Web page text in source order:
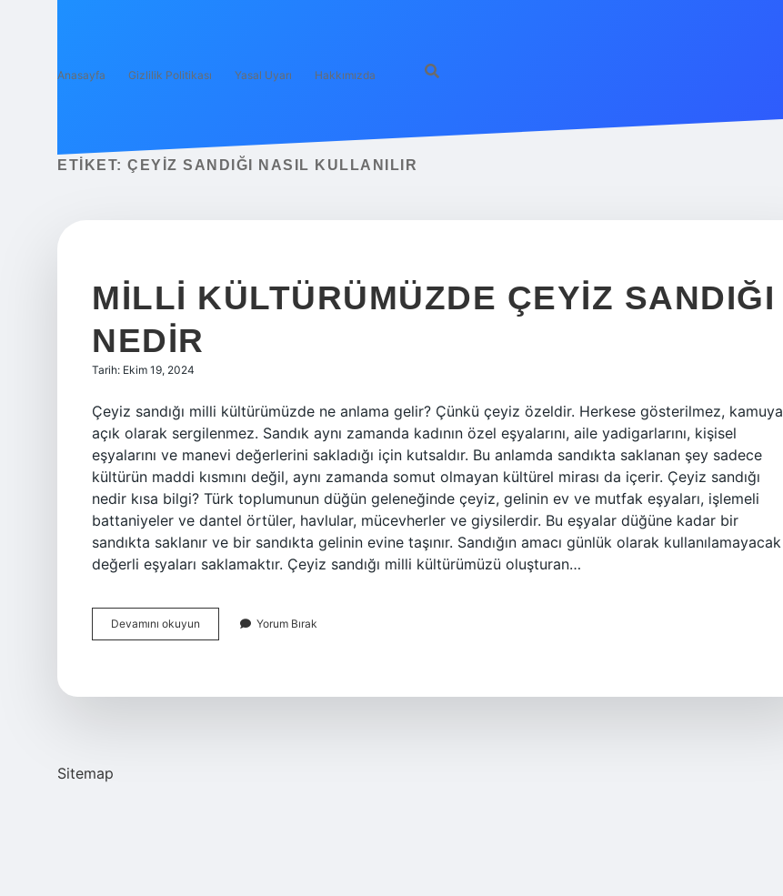
Anasayfa Gizlilik Politikası Yasal Uyarı Hakkımızda
ETIKET: ÇEYIZ SANDIĞI NASIL KULLANILIR
MILLI KÜLTÜRÜMÜZDE ÇEYIZ SANDIĞI
NEDIR
Tarih: Ekim 19, 2024
Çeyiz sandığı milli kültürümüzde ne anlama gelir? Çünkü çeyiz özeldir. Herkese gösterilmez, kamuya
açık olarak sergilenmez. Sandık aynı zamanda kadının özel eşyalarını, aile yadigarlarını, kişisel
eşyalarını ve manevi değerlerini sakladığı için kutsaldır. Bu anlamda sandıkta saklanan şey sadece
kültürün maddi kısmını değil, aynı zamanda somut olmayan kültürel mirası da içerir. Çeyiz sandığı
nedir kısa bilgi? Türk toplumunun düğün geleneğinde çeyiz, gelinin ev ve mutfak eşyaları, işlemeli
battaniyeler ve dantel örtüler, havlular, mücevherler ve giysilerdir. Bu eşyalar düğüne kadar bir
sandıkta saklanır ve bir sandıkta gelinin evine taşınır. Sandığın amacı günlük olarak kullanılamayacak
değerli eşyaları saklamaktır. Çeyiz sandığı milli kültürümüzü oluşturan…
Devamını okuyun
Kültürümüzde
Yorum Bırak
Sitemap